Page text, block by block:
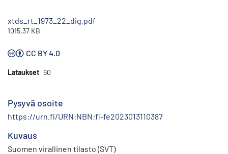
xtds_rt_1973_22_dig.pdf
1015.37 KB
CC BY 4.0
Lataukset 60
Pysyvä osoite
https://urn.fi/URN:NBN:fi-fe2023013110387
Kuvaus
Suomen virallinen tilasto (SVT)